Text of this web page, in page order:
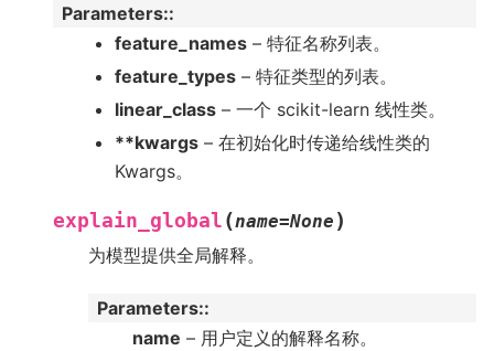
Parameters:
feature_names – 特征名称列表。
feature_types – 特征类型的列表。
linear_class – 一个 scikit-learn 线性类。
**kwargs – 在初始化时传递给线性类的
Kwargs。
explain_global (name=None )
为模型提供全局解释。
Parameters:
name – 用户定义的解释名称。